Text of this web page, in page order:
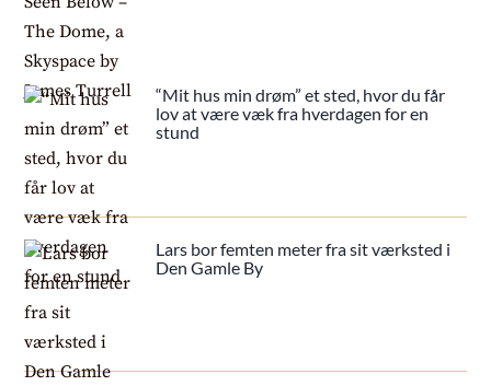
“Mit hus min drøm” et sted, hvor du får
lov at være væk fra hverdagen for en
stund
Lars bor femten meter fra sit værksted i
Den Gamle By